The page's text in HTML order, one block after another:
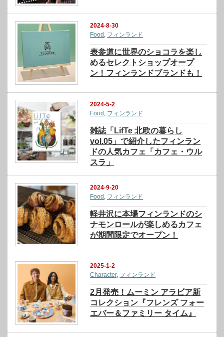
2024-8-30
Food , フィンランド
表参道に世界のショコラを楽し
めるセレクトショップオープ
ン！フィンランドブランドも！
2024-5-2
Food フィンランド
雑誌「LifTe 北欧の暮らし
vol.05」で紹介したフィンラン
ドの人気カフェ「カフェ・ウル
スラ」
2024-9-20
Food フィンランド
軽井沢に本場フィンランドのシ
ナモンロールが楽しめるカフェ
が期間限定でオープン！
2025-1-2
Character, フィンランド
2月発売！ムーミン アラビア新
コレクション『フレンズ フォー
エバー＆ファミリー タイム』